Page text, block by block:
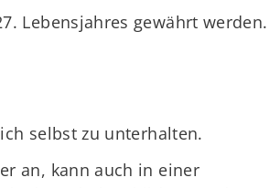
Lebensjahres gewährt werden.
selbst zu unterhalten.
an, kann auch in einer